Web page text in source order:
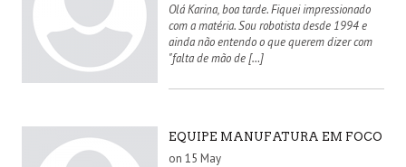
Olá Karina, boa tarde. Fiquei impressionado
com a matéria. Sou robotista desde 1994 e
ainda não entendo o que querem dizer com
"falta de mão de […]
EQUIPE MANUFATURA EM FOCO
on 15 May